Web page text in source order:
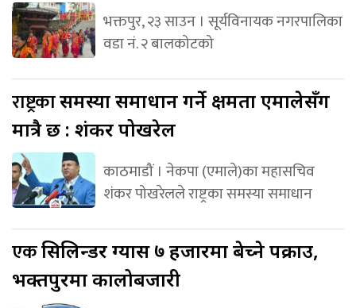
भक्तपुर, २३ साउन । सूर्यविनायक नगरपालिका
वडा नं. २ बालकोटको
राष्ट्रकासमस्या समाधान गर्ने क्षमता एमालेसँग
मात्रै छ : शंकर पोखरेल
काठमाडौं । नेकपा (एमाले)का महासचिव
शंकर पोखरेलले राष्ट्रका समस्या समाधान
एकसिलिन्डर ग्यास ७ हजारमा बेच्ने पक्राउ,
भक्तपुरमा कालोबजारी